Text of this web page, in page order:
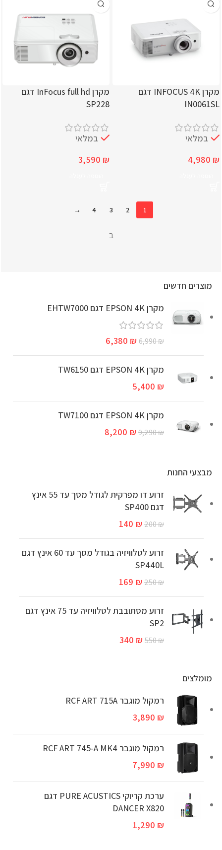
מקרן INFOCUS 4K דגם
IN0061SL
במלאי
4,980 ₪
מקרן InFocus full hd דגם
SP228
במלאי
3,590 ₪
1
2
3
4
→
ב
מוצרים חדשים
מקרן EPSON 4K דגם EHTW7000
6,990₪
6,380 ₪
מקרן EPSON 4K דגם TW6150
5,400 ₪
מקרן EPSON 4K דגם TW7100
9,290₪
8,200 ₪
מבצעי החנות
זרוע דו מפרקית לגודל מסך עד 55 אינץ
דגם SP400
200₪
140 ₪
זרוע לטלוויזיה בגודל מסך עד 60 אינץ דגם
SP440L
250₪
169 ₪
זרוע מסתובבת לטלוויזיה עד 75 אינץ דגם
SP2
550₪
340 ₪
מומלצים
רמקול מוגבר RCF ART 715A
3,890 ₪
‏רמקול מוגבר RCF ART 745-A MK4
7,990 ₪
ערכת קריוקי PURE ACUSTICS דגם
DANCER X820
1,290 ₪